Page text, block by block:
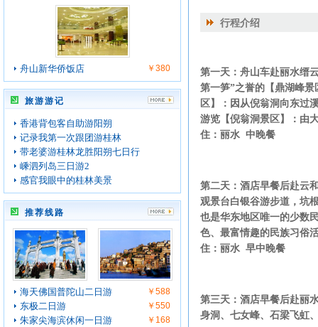
舟山新华侨饭店 ￥380
旅游游记
香港背包客自助游阳朔
记录我第一次跟团游桂林
带老婆游桂林龙胜阳朔七日行
嵊泗列岛三日游2
感官我眼中的桂林美景
推荐线路
海天佛国普陀山二日游 ￥588
东极二日游 ￥550
朱家尖海滨休闲一日游 ￥168
行程介绍
第一天：舟山车赴丽水缙
第一笋”之誉的【鼎湖峰
区】：因从倪翁洞向东过
游览【倪翁洞景区】：由
住：丽水 中晚餐
第二天：酒店早餐后赴云
观景台白银谷游步道，坑
也是华东地区唯一的少数
色、最富情趣的民族习俗
住：丽水 早中晚餐
第三天：酒店早餐后赴丽
身洞、七女峰、石梁飞虹